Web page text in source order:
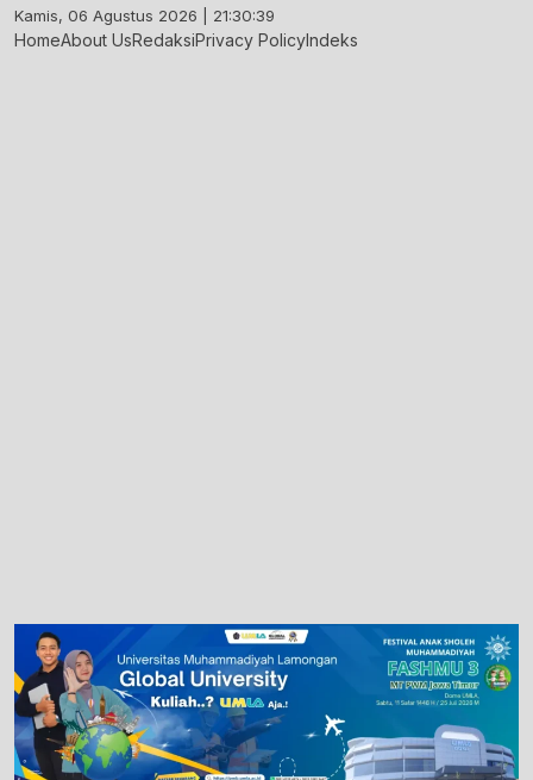
Skip
to
Kamis, 06 Agustus 2026 | 21:30:40
HomeAbout UsRedaksiPrivacy PolicyIndeks